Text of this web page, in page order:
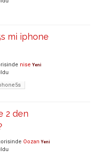
mi iphone
nise Yeni
2 den
Oozan Yeni